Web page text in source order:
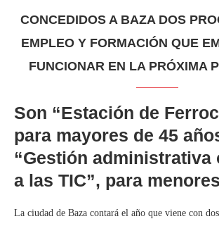
CONCEDIDOS A BAZA DOS
EMPLEO Y FORMACIÓN QUE
FUNCIONAR EN LA PRÓXIMA
Son “Estación de
para mayores de 45
“Gestión administrativa
a las TIC”, para
La ciudad de Baza contará el año que viene con